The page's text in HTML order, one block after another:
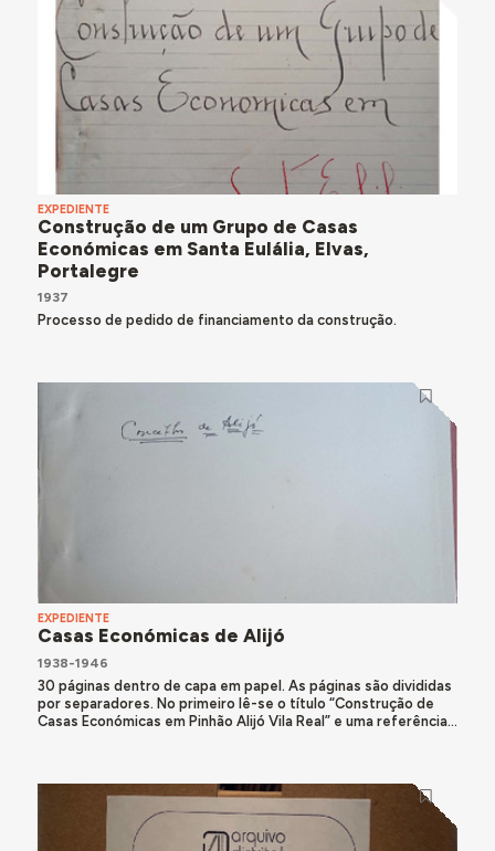
EXPEDIENTE
Construção de um Grupo de Casas
Económicas em Santa Eulália, Elvas,
Portalegre
1937
Processo de pedido de financiamento da construção.
EXPEDIENTE
Casas Económicas de Alijó
1938-1946
30 páginas dentro de capa em papel. As páginas são divididas
por separadores. No primeiro lê-se o título “Construção de
Casas Económicas em Pinhão Alijó Vila Real” e uma referência...